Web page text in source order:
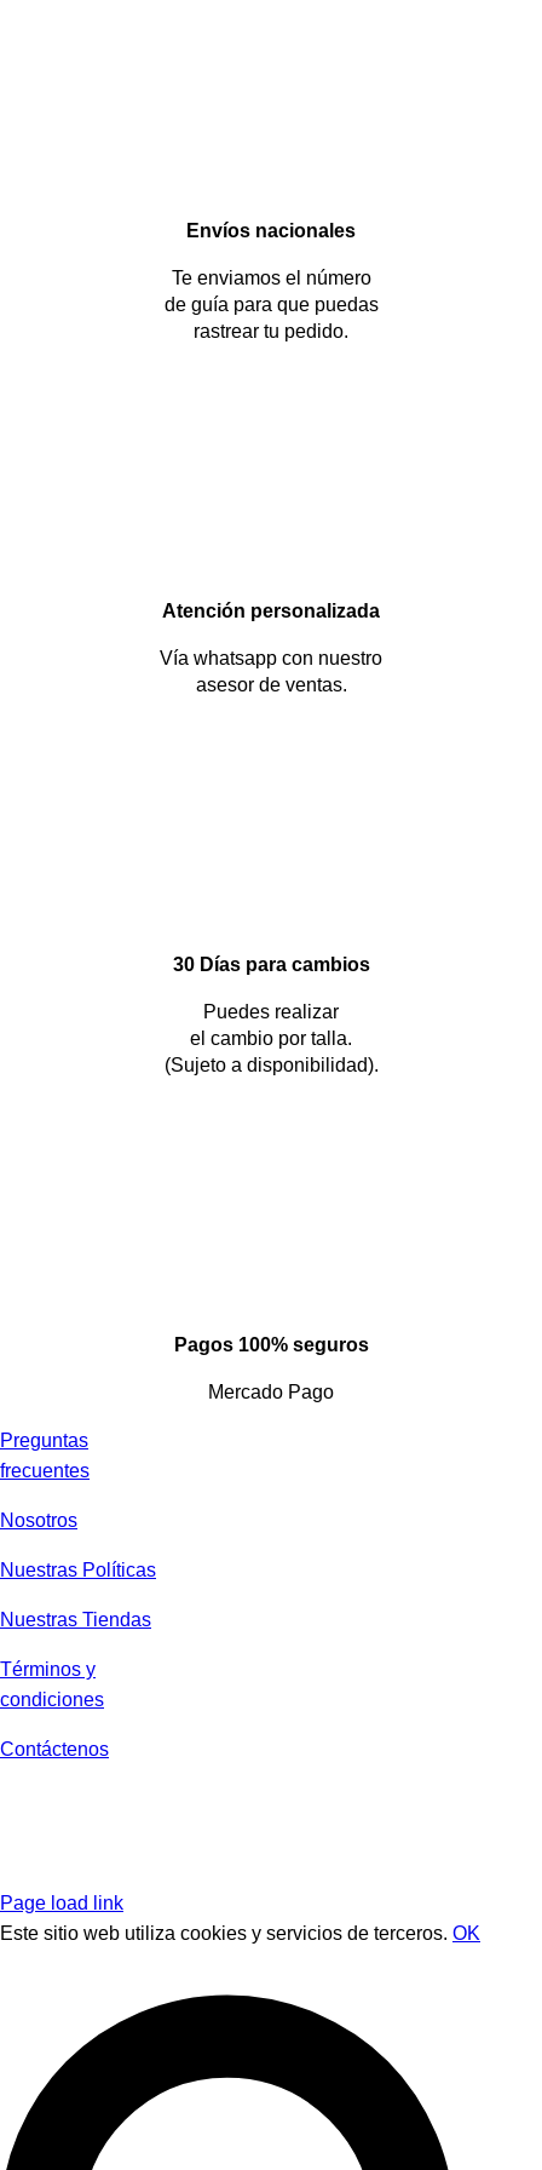
Envíos nacionales
Te enviamos el número
de guía para que puedas
rastrear tu pedido.
Atención personalizada
Vía whatsapp con nuestro
asesor de ventas.
30 Días para cambios
Puedes realizar
el cambio por talla.
(Sujeto a disponibilidad).
Pagos 100% seguros
Mercado Pago
Preguntas
frecuentes
Nosotros
Nuestras Políticas
Nuestras Tiendas
Términos y
condiciones
Contáctenos
Page load link
Este sitio web utiliza cookies y servicios de terceros. OK